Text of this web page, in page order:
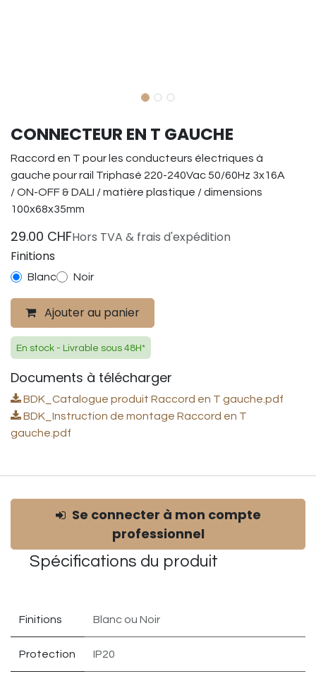
CONNECTEUR EN T GAUCHE
Raccord en T pour les conducteurs électriques à
gauche pour rail Triphasé 220-240Vac 50/60Hz 3x16A
/ ON-OFF & DALI / matière plastique / dimensions
100x68x35mm
29.00 CHFHors TVA & frais d'expédition
Finitions
Blanc Noir
Ajouter au panier
En stock - Livrable sous 48H*
Documents à télécharger
BDK_Catalogue produit Raccord en T gauche.pdf
BDK_Instruction de montage Raccord en T
gauche.pdf
Se connecter à mon compte
professionnel
Spécifications du produit
Finitions Blanc ou Noir
Protection IP20